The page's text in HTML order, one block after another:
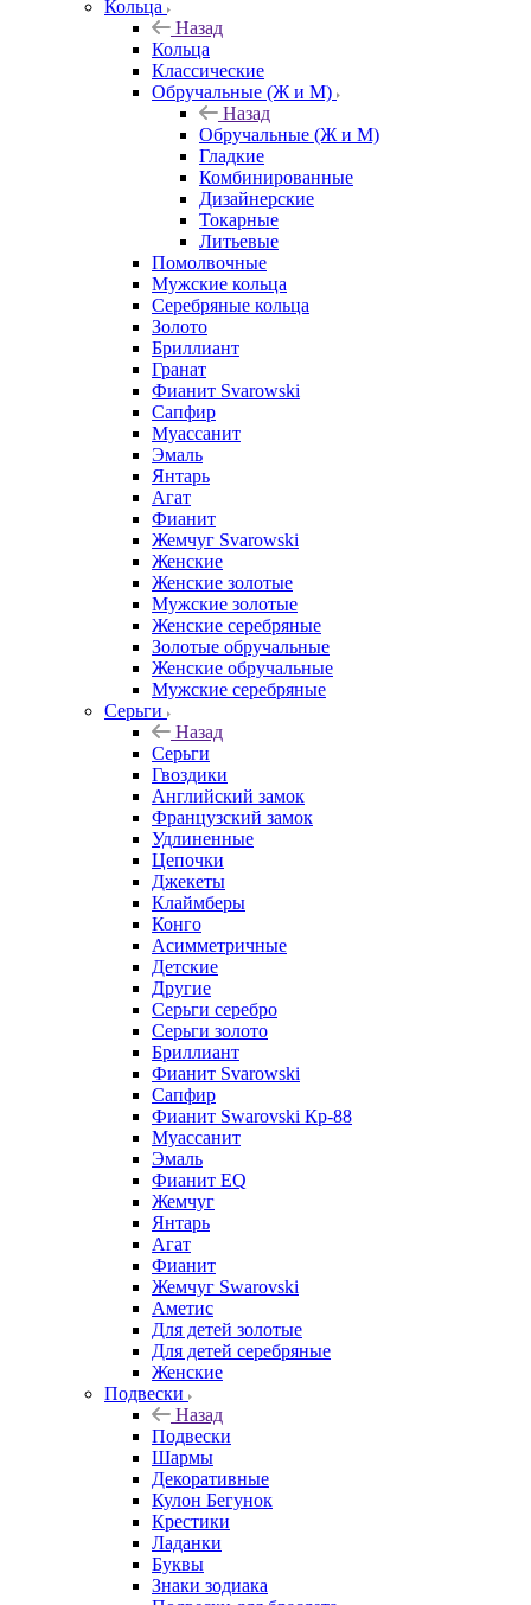
Кольца
Назад
Кольца
Классические
Обручальные (Ж и М)
Назад
Обручальные (Ж и М)
Гладкие
Комбинированные
Дизайнерские
Токарные
Литьевые
Помолвочные
Мужские кольца
Серебряные кольца
Золото
Бриллиант
Гранат
Фианит Svarowski
Сапфир
Муассанит
Эмаль
Янтарь
Агат
Фианит
Жемчуг Svarowski
Женские
Женские золотые
Мужские золотые
Женские серебряные
Золотые обручальные
Женские обручальные
Мужские серебряные
Серьги
Назад
Серьги
Гвоздики
Английский замок
Французский замок
Удлиненные
Цепочки
Джекеты
Клаймберы
Конго
Асимметричные
Детские
Другие
Серьги серебро
Серьги золото
Бриллиант
Фианит Svarowski
Сапфир
Фианит Swarovski Кр-88
Муассанит
Эмаль
Фианит EQ
Жемчуг
Янтарь
Агат
Фианит
Жемчуг Swarovski
Аметис
Для детей золотые
Для детей серебряные
Женские
Подвески
Назад
Подвески
Шармы
Декоративные
Кулон Бегунок
Крестики
Ладанки
Буквы
Знаки зодиака